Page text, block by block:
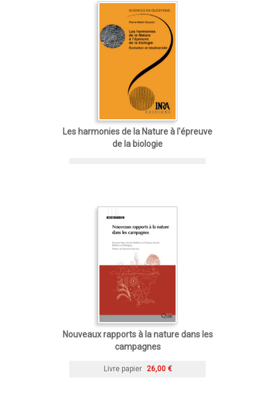
Les harmonies de la Nature à l'épreuve
de la biologie
Nouveaux rapports à la nature dans les
campagnes
Livre papier 26,00 €